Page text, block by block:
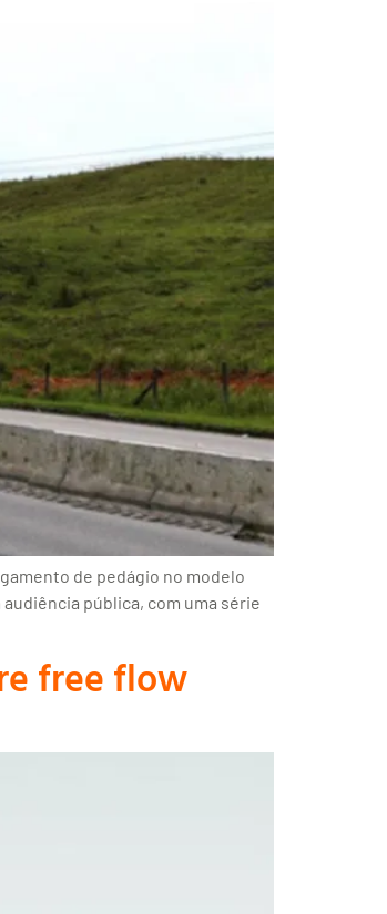
de pedágio no modelo
pública, com uma série
free flow